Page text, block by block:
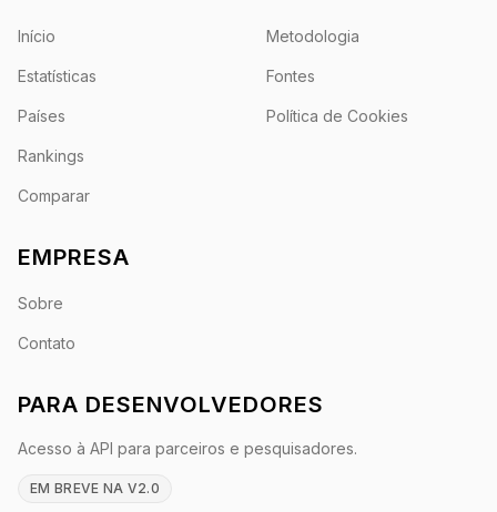
Início
Estatísticas
Países
Rankings
Comparar
Metodologia
Fontes
Política de Cookies
EMPRESA
Sobre
Contato
PARA DESENVOLVEDORES
Acesso à API para parceiros e pesquisadores.
EM BREVE NA V2.0